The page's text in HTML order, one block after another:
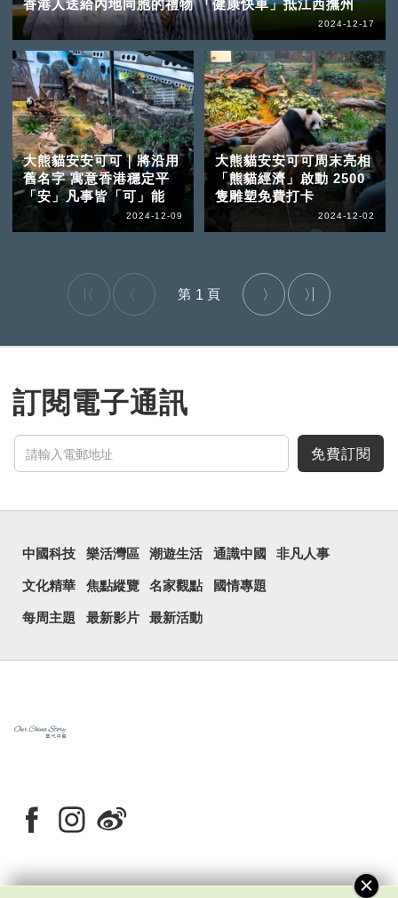
香港人送給內地同胞的禮物 「健康快車」抵江西撫州
2024-12-17
大熊貓安安可可｜將沿用
舊名字 寓意香港穩定平
「安」凡事皆「可」能
2024-12-09
大熊貓安安可可周末亮相
「熊貓經濟」啟動 2500
隻雕塑免費打卡
2024-12-02
1
訂閱電子通訊
免費訂閱
中國科技 樂活灣區 潮遊生活 通識中國 非凡人事
文化精華 焦點縱覽 名家觀點 國情專題
每周主題 最新影片 最新活動